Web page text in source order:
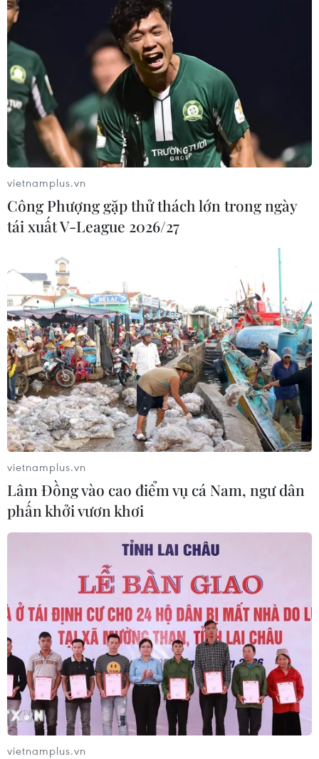
vietnamplus.vn
Công Phượng gặp thử thách lớn trong ngày
tái xuất V-League 2026/27
vietnamplus.vn
Lâm Đồng vào cao điểm vụ cá Nam, ngư dân
phấn khởi vươn khơi
vietnamplus.vn